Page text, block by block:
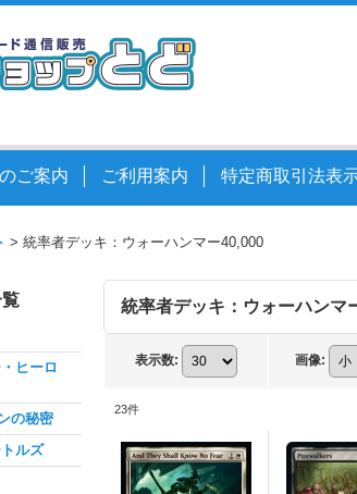
ご案内 ご利用案内 特定商取引法表
> 統率者デッキ：ウォーハンマー40,000
ヒーロ
の秘密
ルズ
統率者デッキ：ウォーハンマ
表示数: 画像:
23件